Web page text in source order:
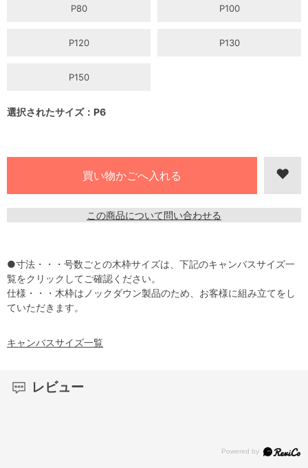
P80 P100
P120 P130
P150
選択されたサイズ：P6
この商品について問い合わせる
●寸法・・・号数ごとの木枠サイズは、下記のキャンバスサイズ一
覧をクリックしてご確認ください。
仕様・・・木枠はノックダウン製品のため、お客様に組み立てをし
ていただきます。
キャンバスサイズ一覧
レビュー